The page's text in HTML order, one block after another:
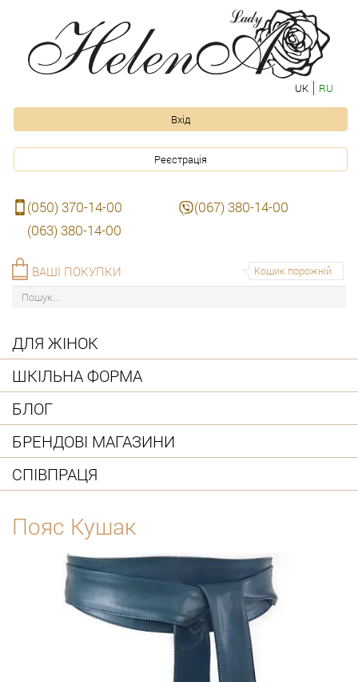
UK RU
Вхід
Реєстрація
(050) 370-14-00
(067) 380-14-00
(063) 380-14-00
Кошик порожній
ВАШІ ПОКУПКИ
ДЛЯ ЖІНОК
ШКІЛЬНА ФОРМА
БЛОГ
БРЕНДОВІ МАГАЗИНИ
СПІВПРАЦЯ
Пояс Кушак